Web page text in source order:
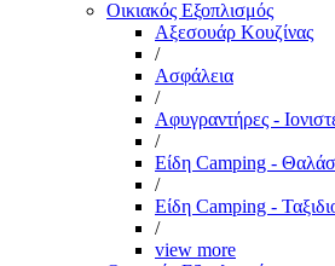
Οικιακός Εξοπλισμός
Αξεσουάρ Κουζίνας
/
Ασφάλεια
/
Αφυγραντήρες -
/
Είδη Camping -
/
Είδη Camping -
/
view more